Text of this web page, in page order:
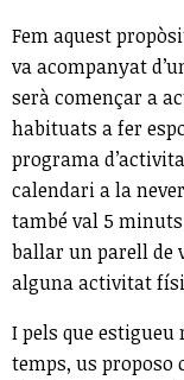
Fem aquest
va acompanyat
serà començar a
habituats a fer
programa
calendari a la
també val 5
ballar un parell de
alguna activitat
I pels que
temps, us proposo